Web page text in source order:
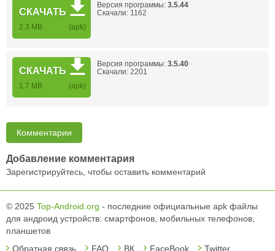
СКАЧАТЬ
2.3 MB (apk)
Версия программы: 3.5.44
Скачали: 1162
СКАЧАТЬ
1.7 MB (apk)
Версия программы: 3.5.40
Скачали: 2201
Комментарии
Добавление комментария
Зарегистрируйтесь, чтобы оставить комментарий
© 2025 Top-Android.org - последние официальные apk файлы
для андроид устройств: смартфонов, мобильных телефонов,
планшетов
Обратная связь
FAQ ВК FaceBook Twitter